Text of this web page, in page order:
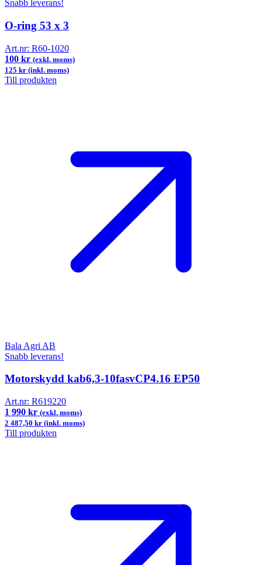
Snabb leverans!
O-ring 53 x 3
Art.nr: R60-1020
100 kr (exkl. moms)
125 kr (inkl. moms)
Till produkten
Bala Agri AB
Snabb leverans!
Motorskydd kab6,3-10fasvCP4.16 EP50
Art.nr: R619220
1 990 kr (exkl. moms)
2 487,50 kr (inkl. moms)
Till produkten